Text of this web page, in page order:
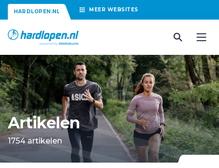
HARDLOPEN.NL MEER WEBSITES
Artikelen
1754 artikelen